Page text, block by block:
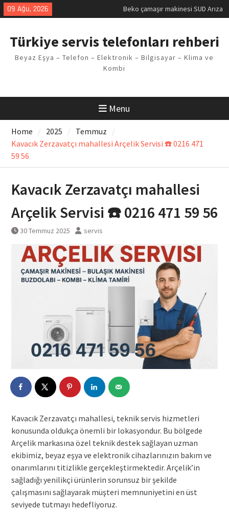
Skip
to
09 Ağu, 2026
Demirdöküm buzdolabı E1 Arıza
Arızası Çözümü
E02 Arıza Kodu Regal kombi
Sorunu
Türkiye servis telefonları rehberi
Beyaz Eşya – Telefon – Elektronik – Bilgisayar – Klima ve
Kombi
Menu
Home 2025
Temmuz
Kavacık Zerzavatçı mahallesi Arçelik Servisi ☎️ 0216 471
59 56
Kavacık Zerzavatçı mahallesi
Arçelik Servisi ☎️ 0216 471 59 56
30 Temmuz 2025 servis
Kavacık Zerzavatçı mahallesi, teknik servis hizmetleri
konusunda oldukça önemli bir lokasyondur. Bu bölgede
Arçelik markasına özel teknik destek sağlayan uzman
ekibimiz, beyaz eşya ve elektronik cihazlarınızın bakım ve
onarımlarını titizlikle gerçekleştirmektedir. Arçelik’in
sağladığı yenilikçi ürünlerin sorunsuz bir şekilde
çalışmasını sağlayarak müşteri memnuniyetini en üst
seviyede tutmayı hedefliyoruz.